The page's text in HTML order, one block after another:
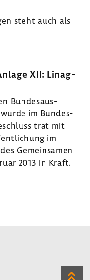
steht auch als
XII: Linag­
Bundes­aus­
wurde im Bundes­
trat mit
im
Gemein­samen
2013 in Kraft.
Zum